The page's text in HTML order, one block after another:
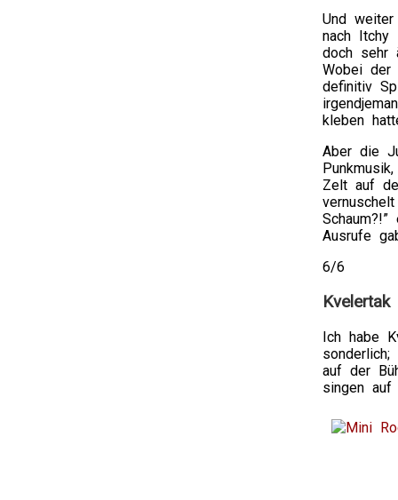
Und
nach Itchy
doch sehr
Wobei der
definitiv
kleben
Aber die
Zelt auf
Ausrufe
6/6
Kvelertak
Ich habe
auf der
singen